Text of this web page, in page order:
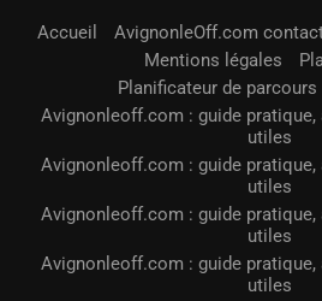
Accueil AvignonleOff.com
Mentions légales
Planificateur de parcours
Avignonleoff.com : guide
utiles
Avignonleoff.com : guide
utiles
Avignonleoff.com : guide
utiles
Avignonleoff.com : guide
utiles